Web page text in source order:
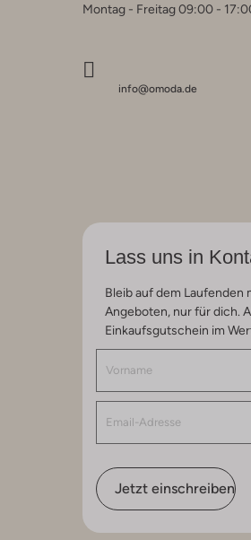
Montag - Freitag 09:00 -
info@omoda.de
Lass uns in
Bleib auf dem Laufenden
Angeboten, nur für dich.
Einkaufsgutschein im
Jetzt einschreiben